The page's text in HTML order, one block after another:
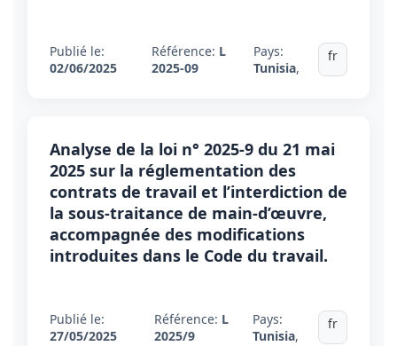
Publié le:
02/06/2025
Référence: L
2025-09
Pays:
Tunisia,
fr
Analyse de la loi n° 2025-9 du 21 mai
2025 sur la réglementation des
contrats de travail et l’interdiction de
la sous-traitance de main-d’œuvre,
accompagnée des modifications
introduites dans le Code du travail.
Publié le:
27/05/2025
Référence: L
2025/9
Pays:
Tunisia,
fr